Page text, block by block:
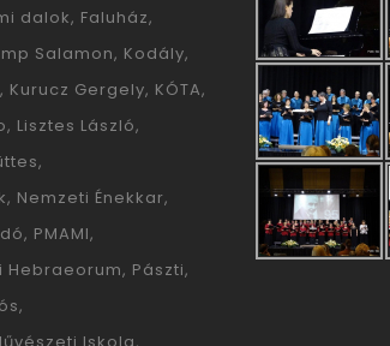
dalok Faluház
Salamon Kodály
Kurucz Gergely KÓTA
Lisztes László
Nemzeti Énekkar
PMAMI
Hebraeorum Pászti